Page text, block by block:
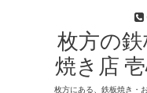
枚方の
焼き店
枚方にある、鉄板焼き・